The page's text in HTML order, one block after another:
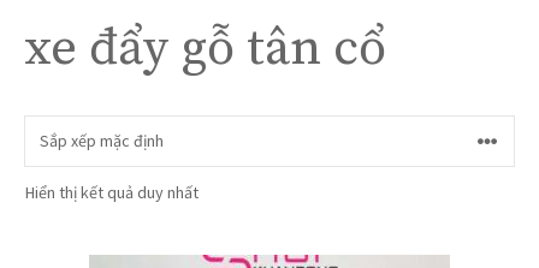
xe đẩy gỗ tân cổ
Hiển thị kết quả duy nhất